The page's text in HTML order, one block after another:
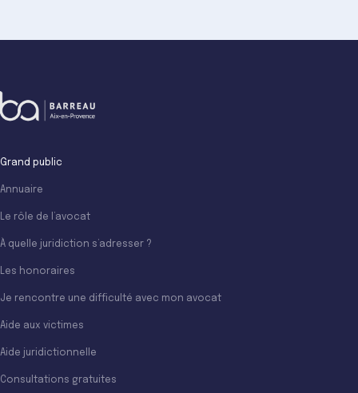
Grand public
Annuaire
Le rôle de l’avocat
À quelle juridiction s’adresser ?
Les honoraires
Je rencontre une difficulté avec mon avocat
Aide aux victimes
Aide juridictionnelle
Consultations gratuites